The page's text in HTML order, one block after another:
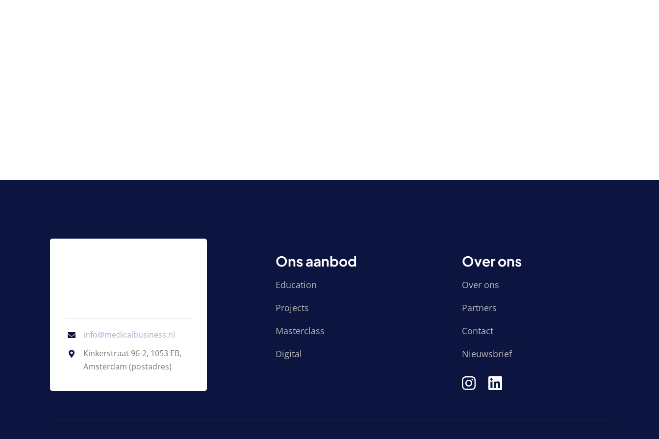
info@medicalbusiness.nl
Kinkerstraat 96-2, 1053 EB,
Amsterdam (postadres)
Ons aanbod
Education
Projects
Masterclass
Digital
Over ons
Over ons
Partners
Contact
Nieuwsbrief